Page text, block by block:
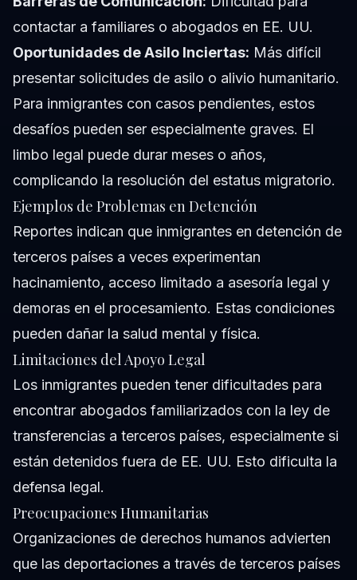
contactar a familiares o abogados en EE. UU.
Oportunidades de Asilo Inciertas: Más difícil
presentar solicitudes de asilo o alivio humanitario.
Para inmigrantes con casos pendientes, estos
desafíos pueden ser especialmente graves. El
limbo legal puede durar meses o años,
complicando la resolución del estatus migratorio.
Ejemplos de Problemas en Detención
Reportes indican que inmigrantes en detención de
terceros países a veces experimentan
hacinamiento, acceso limitado a asesoría legal y
demoras en el procesamiento. Estas condiciones
pueden dañar la salud mental y física.
Limitaciones del Apoyo Legal
Los inmigrantes pueden tener dificultades para
encontrar abogados familiarizados con la ley de
transferencias a terceros países, especialmente si
están detenidos fuera de EE. UU. Esto dificulta la
defensa legal.
Preocupaciones Humanitarias
Organizaciones de derechos humanos advierten
que las deportaciones a través de terceros países